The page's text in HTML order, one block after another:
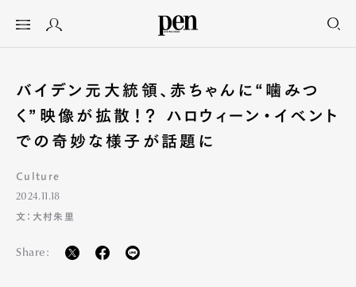
バイデン元大統領、赤ちゃんに“噛みつ
く”映像が拡散！？ ハロウィーン・イベント
での奇妙な様子が話題に
Culture
2024.11.18
文：大村朱里
Share: